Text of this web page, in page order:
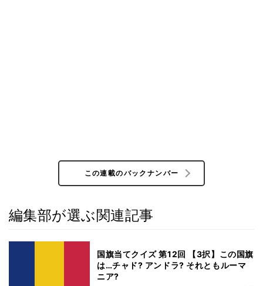
この連載のバックナンバー
編集部が選ぶ関連記事
国旗当てクイズ 第12回 【3択】この国旗
は…チャド? アンドラ? それともルーマ
ニア?